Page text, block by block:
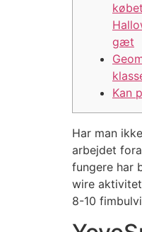
gæt
Kan
Har man
arbejdet
fungere har
wire
8-10